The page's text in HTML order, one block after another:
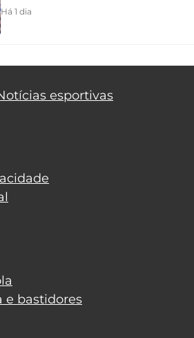
Há 1 dia
e bastidores